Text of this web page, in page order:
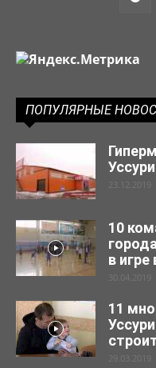
ПОПУЛЯРНЫЕ
23.12.2019
10
в игре
30.04.2019
11
29.03.2019